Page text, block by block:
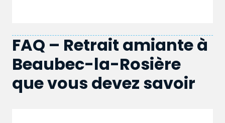
FAQ – Retrait amiante à
Beaubec-la-Rosière
que vous devez savoir